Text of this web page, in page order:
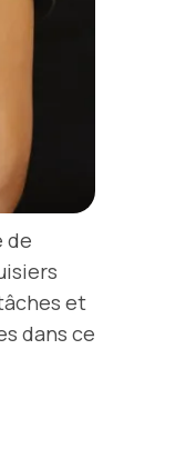
de
et
dans ce